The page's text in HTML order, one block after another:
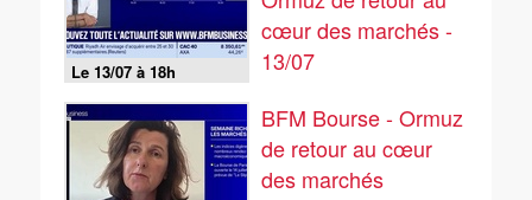
Le 13/07 à 18h
cœur des marchés -
13/07
BFM Bourse - Ormuz
de retour au cœur
des marchés